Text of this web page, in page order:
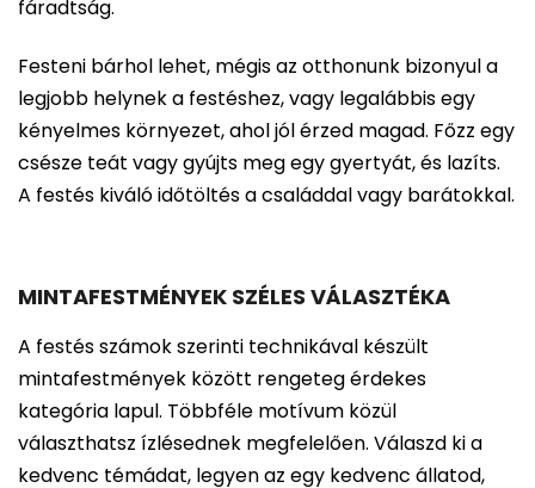
fáradtság.
Festeni bárhol lehet, mégis az otthonunk bizonyul a
legjobb helynek a festéshez, vagy legalábbis egy
kényelmes környezet, ahol jól érzed magad. Főzz egy
csésze teát vagy gyújts meg egy gyertyát, és lazíts.
A festés kiváló időtöltés a családdal vagy barátokkal.
MINTAFESTMÉNYEK SZÉLES VÁLASZTÉKA
A festés számok szerinti technikával készült
mintafestmények között rengeteg érdekes
kategória lapul. Többféle motívum közül
választhatsz ízlésednek megfelelően. Válaszd ki a
kedvenc témádat, legyen az egy kedvenc állatod,